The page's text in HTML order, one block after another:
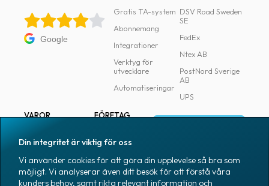
Google
Gratis TA-system
Abonnemang
Integrationer
Verktyg för
utvecklare
Automatiseringar
DSV Road Sweden
SE
FedEx
Ntex AB
PostNord Sverige
AB
UPS
VAROR
Märkning
Emballage
Emballagetillbehör
FÖRETAG
Pressrum
Medarbetare
Jobb & karriär
Skapa konto
Din integritet är viktig för oss
Vi använder cookies för att göra din upplevelse så bra som
möjligt. Vi analyserar även ditt besök för att förstå våra
kunders behov, samt rikta relevant information och